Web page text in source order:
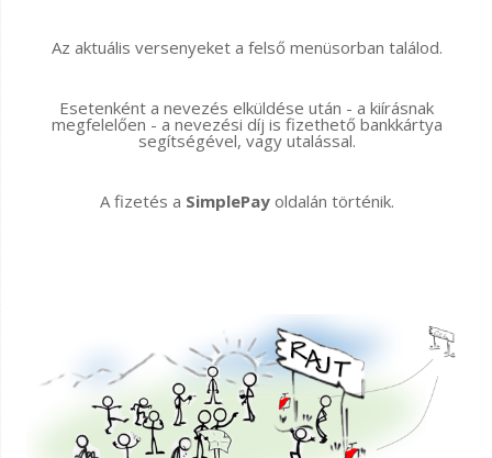
Az aktuális versenyeket a felső menüsorban találod.
Esetenként a nevezés elküldése után - a kiírásnak
megfelelően - a nevezési díj is fizethető bankkártya
segítségével, vagy utalással.
A fizetés a SimplePayoldalán történik.